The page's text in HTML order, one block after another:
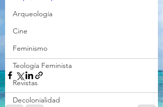
Arqueología
Cine
Feminismo
Teología Feminista
Revistas
Decolonialidad